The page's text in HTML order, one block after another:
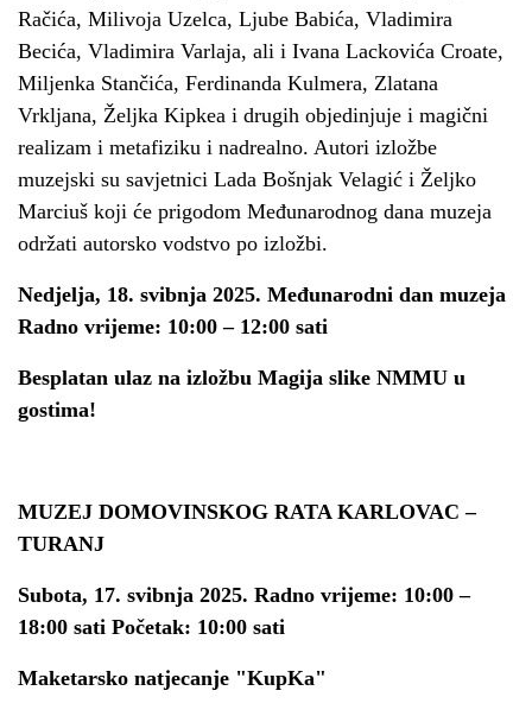
Račića, Milivoja Uzelca, Ljube Babića, Vladimira
Becića, Vladimira Varlaja, ali i Ivana Lackovića Croate,
Miljenka Stančića, Ferdinanda Kulmera, Zlatana
Vrkljana, Željka Kipkea i drugih objedinjuje i magični
realizam i metafiziku i nadrealno. Autori izložbe
muzejski su savjetnici Lada Bošnjak Velagić i Željko
Marciuš koji će prigodom Međunarodnog dana muzeja
održati autorsko vodstvo po izložbi.
Nedjelja, 18. svibnja 2025. Međunarodni dan muzeja
Radno vrijeme: 10:00 – 12:00 sati
Besplatan ulaz na izložbu Magija slike NMMU u
gostima!
MUZEJ DOMOVINSKOG RATA KARLOVAC –
TURANJ
Subota, 17. svibnja 2025. Radno vrijeme: 10:00 –
18:00 sati Početak: 10:00 sati
Maketarsko natjecanje "KupKa"